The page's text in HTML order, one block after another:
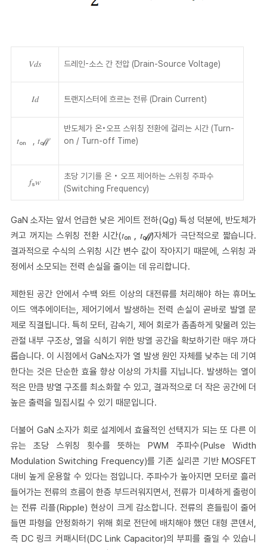
𝑉𝑑𝑠 드레인-소스 간 전압 (Drain-Source Voltage)
𝐼𝑑 트랜지스터에 흐르는 전류 (Drain Current)
𝑡ₒₙ 𝑡ₒ𝒻𝒻
반도체가 온•오프 스위칭 전환에 걸리는 시간 (Turn-
on / Turn-off Time)
𝑓ₛ𝑤
초당 기기를 온 • 오프 제어하는 스위칭 주파수
(Switching Frequency)
GaN 소자는 앞서 언급한 낮은 게이트 전하(Qg) 특성 덕분에, 반도체가
켜고 꺼지는 스위칭 전환 시간(𝑡ₒₙ , 𝑡ₒ𝒻𝒻)자체가 극단적으로 짧습니다.
결과적으로 수식의 스위칭 시간 변수 값이 작아지기 때문에, 스위칭 과
정에서 소모되는 전력 손실을 줄이는 데 유리합니다.
제한된 공간 안에서 수백 와트 이상의 대전류를 처리해야 하는 휴머노
이드 액추에이터는, 제어기에서 발생하는 전력 손실이 곧바로 발열 문
제로 직결됩니다. 특히 모터, 감속기, 제어 회로가 촘촘하게 맞물려 있는
관절 내부 구조상, 열을 식히기 위한 방열 공간을 확보하기란 매우 까다
롭습니다. 이 시점에서 GaN소자가 열 발생 원인 자체를 낮추는 데 기여
한다는 것은 단순한 효율 향상 이상의 가치를 지닙니다. 발생하는 열이
적은 만큼 방열 구조를 최소화할 수 있고, 결과적으로 더 작은 공간에 더
높은 출력을 밀집시킬 수 있기 때문입니다.
더불어 GaN 소자가 회로 설계에서 효율적인 선택지가 되는 또 다른 이
유는 초당 스위칭 횟수를 뜻하는 PWM 주파수(Pulse Width
Modulation Switching Frequency)를 기존 실리콘 기반 MOSFET
대비 높게 운용할 수 있다는 점입니다. 주파수가 높아지면 모터로 흘러
들어가는 전류의 흐름이 한층 부드러워지면서, 전류가 미세하게 출렁이
는 전류 리플(Ripple) 현상이 크게 감소합니다. 전류의 흔들림이 줄어
들면 파형을 안정화하기 위해 회로 전단에 배치해야 했던 대형 콘덴서,
즉 DC 링크 커패시터(DC Link Capacitor)의 부피를 줄일 수 있습니